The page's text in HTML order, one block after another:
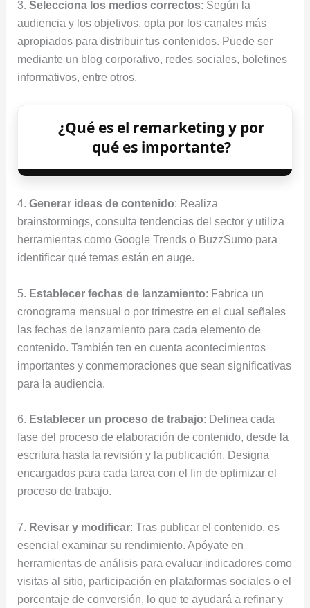
3. Selecciona los medios correctos: Según la
audiencia y los objetivos, opta por los canales más
apropiados para distribuir tus contenidos. Puede ser
mediante un blog corporativo, redes sociales, boletines
informativos, entre otros.
¿Qué es el remarketing y por
qué es importante?
4. Generar ideas de contenido: Realiza
brainstormings, consulta tendencias del sector y utiliza
herramientas como Google Trends o BuzzSumo para
identificar qué temas están en auge.
5. Establecer fechas de lanzamiento: Fabrica un
cronograma mensual o por trimestre en el cual señales
las fechas de lanzamiento para cada elemento de
contenido. También ten en cuenta acontecimientos
importantes y conmemoraciones que sean significativas
para la audiencia.
6. Establecer un proceso de trabajo: Delinea cada
fase del proceso de elaboración de contenido, desde la
escritura hasta la revisión y la publicación. Designa
encargados para cada tarea con el fin de optimizar el
proceso de trabajo.
7. Revisar y modificar: Tras publicar el contenido, es
esencial examinar su rendimiento. Apóyate en
herramientas de análisis para evaluar indicadores como
visitas al sitio, participación en plataformas sociales o el
porcentaje de conversión, lo que te ayudará a refinar y